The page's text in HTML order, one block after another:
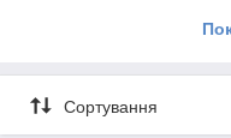
можливість регулювання
Сортування